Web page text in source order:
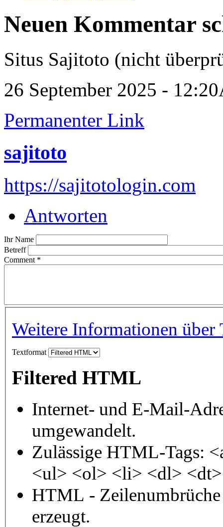
Neuen Kommentar
Situs Sajitoto (nicht
26 September 2025 -
Permanenter Link
sajitoto
https://sajitotologin.com
Antworten
Ihr Name
Betreff
Comment *
Weitere Informationen über
Textformat
Filtered HTML
Internet- und E-Mail-
umgewandelt.
Zulässige HTML-Tags:
<ul> <ol> <li> <dl>
HTML - Zeilenumbrüche
erzeugt.